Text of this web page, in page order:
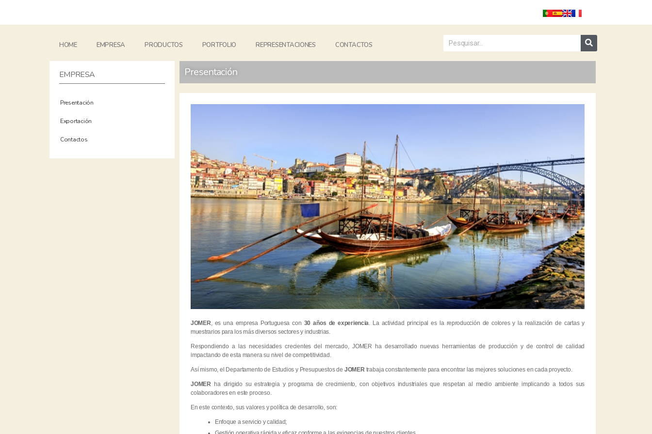
HOME EMPRESA PRODUCTOS PORTFOLIO REPRESENTACIONES CONTACTOS
EMPRESA
Presentación
Exportación
Contactos
Presentación
JOMER, es una empresa Portuguesa con 30 años de experiencia. La actividad principal es la reproducción de colores y la realización de cartas y
muestrarios para los más diversos sectores y industrias.
Respondiendo a las necesidades crecientes del mercado, JOMER ha desarrollado nuevas herramientas de producción y de control de calidad
impactando de esta manera su nivel de competitividad.
Así mismo, el Departamento de Estudios y Presupuestos de JOMER trabaja constantemente para encontrar las mejores soluciones en cada proyecto.
JOMER ha dirigido su estrategia y programa de crecimiento, con objetivos industriales que respetan al medio ambiente implicando a todos sus
colaboradores en este proceso.
En este contexto, sus valores y política de desarrollo, son:
Enfoque a servicio y calidad;